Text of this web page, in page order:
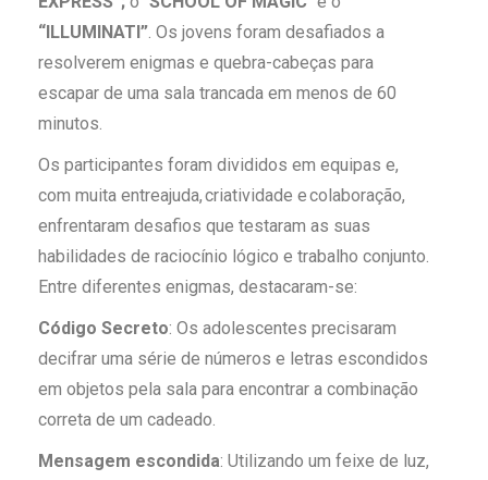
“ILLUMINATI”. Os jovens foram desafiados a
resolverem enigmas e quebra-cabeças para
escapar de uma sala trancada em menos de 60
minutos.
Os participantes foram divididos em equipas e,
com muita entreajuda, criatividade e colaboração,
enfrentaram desafios que testaram as suas
habilidades de raciocínio lógico e trabalho conjunto.
Entre diferentes enigmas, destacaram-se:
Código Secreto: Os adolescentes precisaram
decifrar uma série de números e letras escondidos
em objetos pela sala para encontrar a combinação
correta de um cadeado.
Mensagem escondida: Utilizando um feixe de luz,